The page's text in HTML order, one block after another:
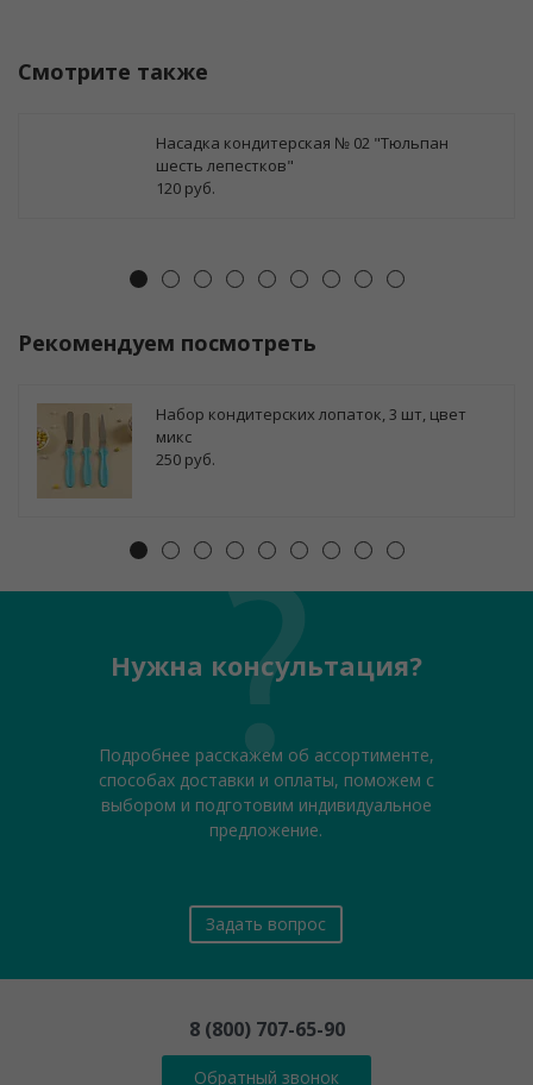
Смотрите также
Насадка кондитерская № 02 "Тюльпан
шесть лепестков"
120 руб.
Рекомендуем посмотреть
Набор кондитерских лопаток, 3 шт, цвет
микс
250 руб.
Нужна консультация?
Подробнее расскажем об ассортименте,
способах доставки и оплаты, поможем с
выбором и подготовим индивидуальное
предложение.
Задать вопрос
8 (800) 707-65-90
Обратный звонок